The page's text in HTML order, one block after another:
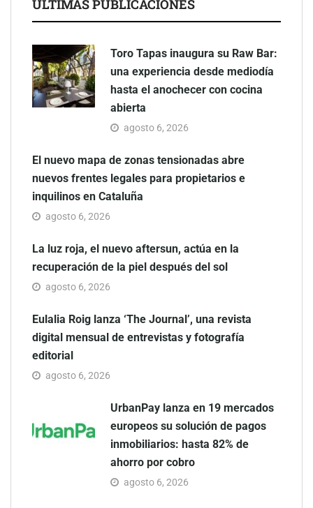
ÚLTIMAS PUBLICACIONES
Toro Tapas inaugura su Raw Bar:
una experiencia desde mediodía
hasta el anochecer con cocina
abierta
agosto 6, 2026
El nuevo mapa de zonas tensionadas abre
nuevos frentes legales para propietarios e
inquilinos en Cataluña
agosto 6, 2026
La luz roja, el nuevo aftersun, actúa en la
recuperación de la piel después del sol
agosto 6, 2026
Eulalia Roig lanza ‘The Journal’, una revista
digital mensual de entrevistas y fotografía
editorial
agosto 6, 2026
UrbanPay lanza en 19 mercados
europeos su solución de pagos
inmobiliarios: hasta 82% de
ahorro por cobro
agosto 6, 2026